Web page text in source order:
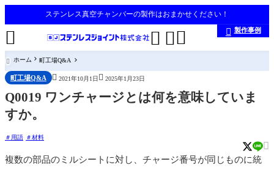
ステンレス真空チャンバーの製作はおまかせください！
 
  製作事例
 ホーム 町工場Q&A
町工場Q&A  2021年10月1日  2025年1月23日
Q0019 ワンチャージとは何を意味していま
すか。
用語 材料

複数の部品のミルシートに対し、チャージ番号が同じものに統